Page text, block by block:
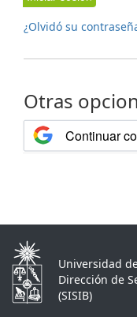
¿Olvidó su
Otras
Continuar
Universidad
Dirección de
(SISIB)